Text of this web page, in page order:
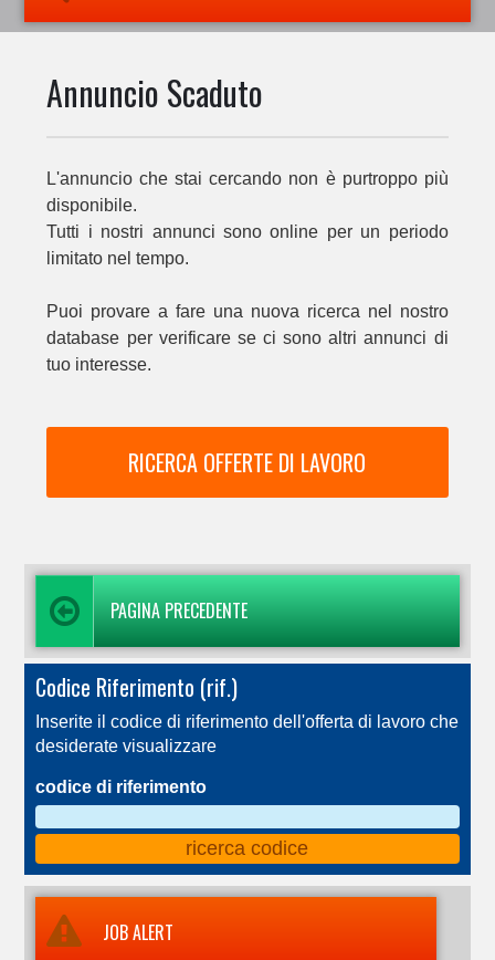
Annuncio Scaduto
L'annuncio che stai cercando non è purtroppo più
disponibile.
Tutti i nostri annunci sono online per un periodo
limitato nel tempo.
Puoi provare a fare una nuova ricerca nel nostro
database per verificare se ci sono altri annunci di
tuo interesse.
RICERCA OFFERTE DI LAVORO
PAGINA PRECEDENTE
Codice Riferimento (rif.)
Inserite il codice di riferimento dell'offerta di lavoro che
desiderate visualizzare
codice di riferimento
JOB ALERT